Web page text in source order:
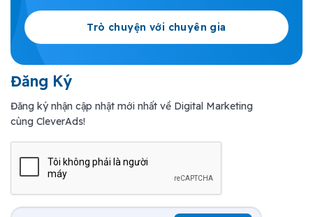
Trò chuyện với chuyên gia
Đăng Ký
Đăng ký nhận cập nhật mới nhất về Digital Marketing
cùng CleverAds!